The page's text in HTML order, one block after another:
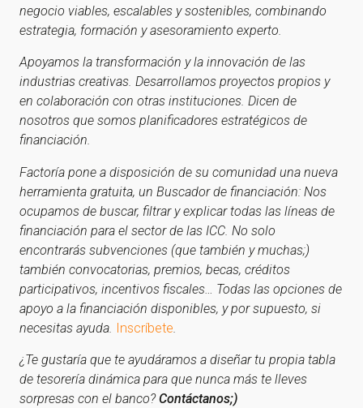
negocio viables, escalables y sostenibles, combinando
estrategia, formación y asesoramiento experto.
Apoyamos la transformación y la innovación de las
industrias creativas. Desarrollamos proyectos propios y
en colaboración con otras instituciones. Dicen de
nosotros que somos planificadores estratégicos de
financiación.
Factoría pone a disposición de su comunidad una nueva
herramienta gratuita, un Buscador de financiación: Nos
ocupamos de buscar, filtrar y explicar todas las líneas de
financiación para el sector de las ICC. No solo
encontrarás subvenciones (que también y muchas;)
también convocatorias, premios, becas, créditos
participativos, incentivos fiscales… Todas las opciones de
apoyo a la financiación disponibles, y por supuesto, si
necesitas ayuda. Inscríbete.
¿Te gustaría que te ayudáramos a diseñar tu propia tabla
de tesorería dinámica para que nunca más te lleves
sorpresas con el banco?Contáctanos;)